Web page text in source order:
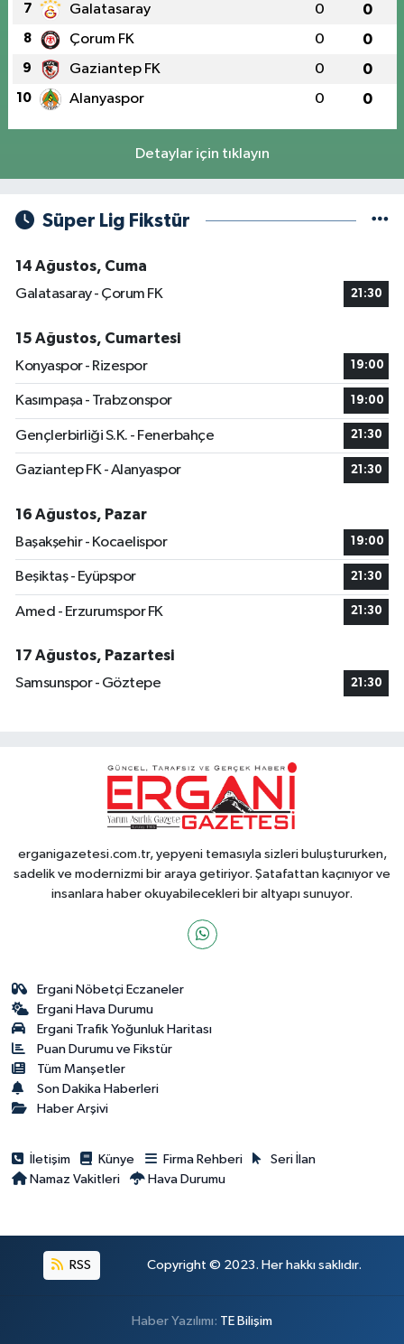
7 Galatasaray 0 0
8 Çorum FK 0 0
9 Gaziantep FK 0 0
10 Alanyaspor 0 0
Detaylar için tıklayın
Süper Lig Fikstür
14 Ağustos, Cuma
Galatasaray - Çorum FK
21:30
15 Ağustos, Cumartesi
Konyaspor - Rizespor
19:00
Kasımpaşa - Trabzonspor 19:00
Gençlerbirliği S.K. - Fenerbahçe 21:30
Gaziantep FK - Alanyaspor 21:30
16 Ağustos, Pazar
Başakşehir - Kocaelispor
19:00
Beşiktaş - Eyüpspor 21:30
Amed - Erzurumspor FK 21:30
17 Ağustos, Pazartesi
Samsunspor - Göztepe
21:30
erganigazetesi.com.tr, yepyeni temasıyla sizleri buluştururken,
sadelik ve modernizmi bir araya getiriyor. Şatafattan kaçınıyor ve
insanlara haber okuyabilecekleri bir altyapı sunuyor.
Ergani Nöbetçi Eczaneler
Ergani Hava Durumu
Ergani Trafik Yoğunluk Haritası
Puan Durumu ve Fikstür
Tüm Manşetler
Son Dakika Haberleri
Haber Arşivi
İletişim Künye Firma Rehberi
Seri İlan
Namaz Vakitleri
Hava Durumu
RSS Copyright © 2023. Her hakkı saklıdır.
Haber Yazılımı: TE Bilişim